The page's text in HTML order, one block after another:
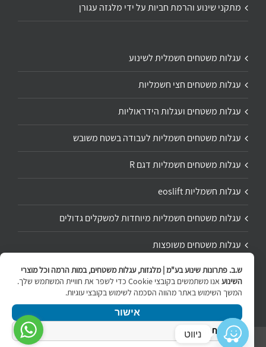
מתקני שינוע והרמת חביות על ידי מלגזה עגורן
עגלות משטחים חשמלית לשינוע
עגלות משטחים חצי חשמליות
עגלות משטחים ועגלות הידראוליות
עגלות משטחים חשמליות לעבודה בשטח משובש
עגלות משטחים חשמליות דגם R
עגלות חשמליות eoslift
עגלות משטחים חשמליות מיוחדות למשקלים גדולים
עגלות משטחים משופצות
תיקון ושיפוץ עגלת משטחים
ש.ב. פתרונות שינוע בע"מ | מלגזות, עגלות משטחים, במות הרמה וכל מוצרי
השינוע
אנו משתמשים בקובצי Cookie כדי לשפר את חוויית המשתמש שלך.
המשך השימוש באתר מהווה הסכמה לשימוש בקובצי עוגיות.
אישור
מדיניות הפרטיות
ניווט